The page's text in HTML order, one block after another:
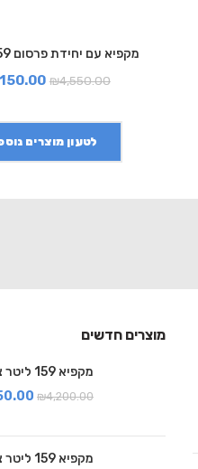
מקפיא עם יחידת פרסום 159 ליטר צר
₪4,550.00
לטעון מוצרים
מוצרים חדשים
מקפיא 159 ליטר צר לבן
₪4,200.00
מקפיא 159 ליטר צר שחור